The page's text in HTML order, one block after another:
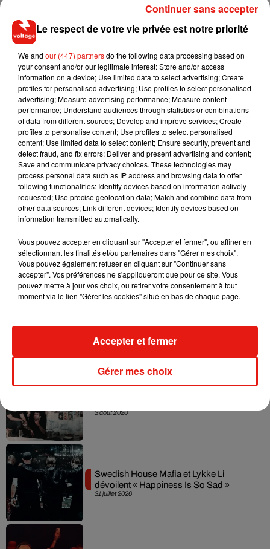
Musique
7 août 2026
RÜFÜS DU SOL annonce un nouvel
album après sa tournée mondiale
7 août 2026
collaboration tant attendue
3 août 2026
31 juillet 2026
Swedish House Mafia et Lykke Li
dévoilent « Happiness Is So Sad »
Le respect de votre vie privée est notre priorité
We and our (447) partnersdo the following data processing based on
your consent and/or our legitimate interest: Store and/or access
information on a device; Use limited data to select advertising; Create
profiles for personalised advertising; Use profiles to select personalised
advertising; Measure advertising performance; Measure content
performance; Understand audiences through statistics or combinations
of data from different sources; Develop and improve services; Create
profiles to personalise content; Use profiles to select personalised
content; Use limited data to select content; Ensure security, prevent and
detect fraud, and fix errors; Deliver and present advertising and content;
Save and communicate privacy choices. These technologies may
process personal data such as IP address and browsing data to offer
following functionalities: Identify devices based on information actively
requested; Use precise geolocation data; Match and combine data from
other data sources; Link different devices; Identify devices based on
information transmitted automatically.
Vous pouvez accepter en cliquant sur "Accepter et fermer", ou affiner en
sélectionnant les finalités et/ou partenaires dans "Gérer mes choix".
Vous pouvez également refuser en cliquant sur "Continuer sans
accepter". Vos préférences ne s'appliqueront que pour ce site. Vous
pouvez mettre à jour vos choix, ou retirer votre consentement à tout
moment via le lien "Gérer les cookies" situé en bas de chaque page.
Gérer mes choix
Accepter et fermer
Continuer sans accepter